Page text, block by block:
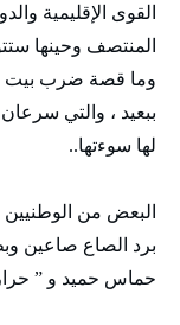
القوى الإقليمية
المنتصف وحينها
وما قصة ضرب بيت
ببعيد ، والتي
لها سوءتها..
البعض من
برد الصاع صاعين
حماس حميد و ”